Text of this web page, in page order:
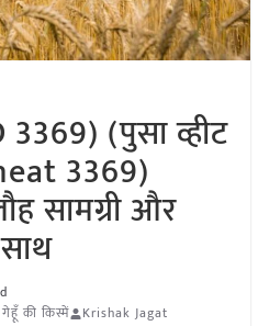
(पुसा व्हीट
3369)
सामग्री और
गेहूँ की किस्में Krishak Jagat